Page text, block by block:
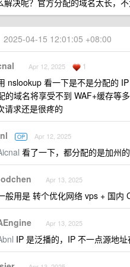
解决呢？官方分配的域名太长，
2025-04-15 12:01:05 +08:00
Apr 12, 2025 1
nslookup 看一下是不是分配的
的域名将享受不到 WAF+缓存等
请求还是很疼的
OP Apr 12, 2025
看了一下，都分配的是加州
Apr 13, 2025
般用是 转个优化网络 vps + 国内
Apr 13, 2025
IP 是泛播的，IP 不一点源地